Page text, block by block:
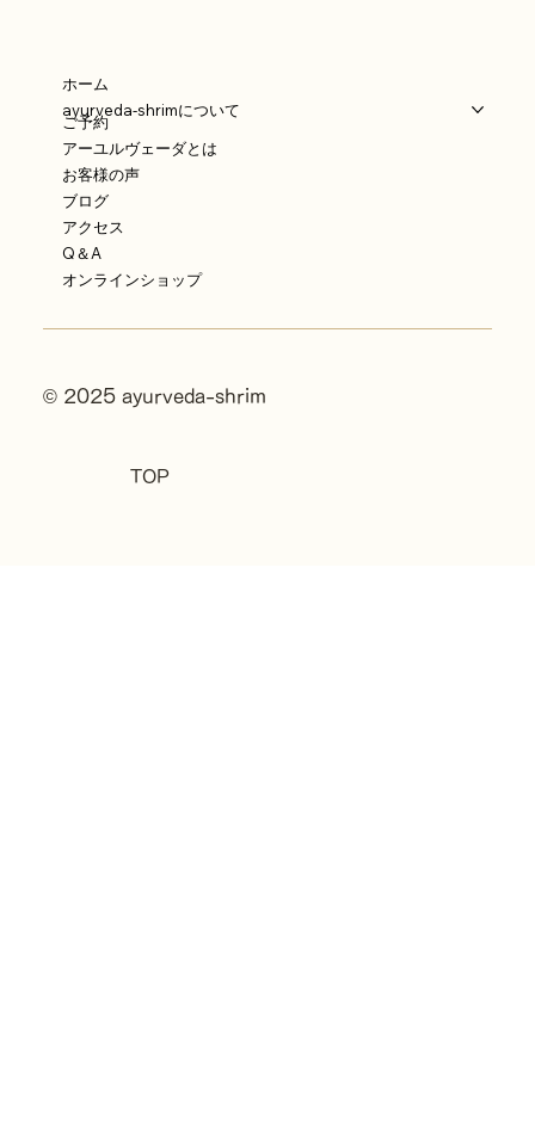
ホーム
ayurveda-shrimについて
ご予約
アーユルヴェーダとは
お客様の声
ブログ
アクセス
Q＆A
オンラインショップ
© 2025 ayurveda-shrim
TOP